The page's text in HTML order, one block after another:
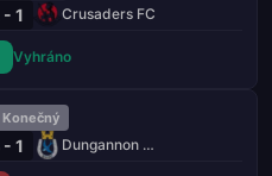
1 Crusaders FC
Vyhráno
Konečný
1 Dungannon Swifts